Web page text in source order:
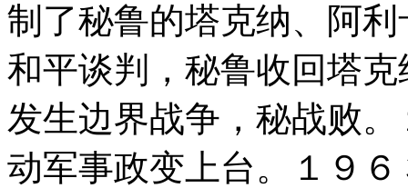
制了秘鲁的塔克纳、阿
和平谈判，秘鲁收回塔
发生边界战争，秘战败
动军事政变上台。１９